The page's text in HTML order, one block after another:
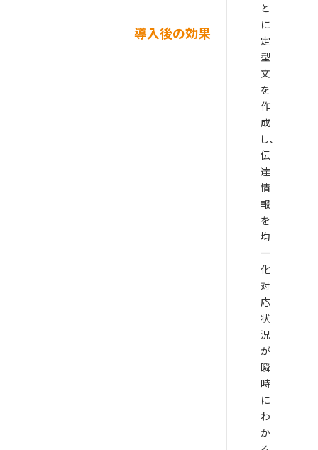
導入後の効果
と
に
定
型
文
を
作
成
し、
伝
達
情
報
を
均
一
化
対
応
状
況
が
瞬
時
に
わ
か